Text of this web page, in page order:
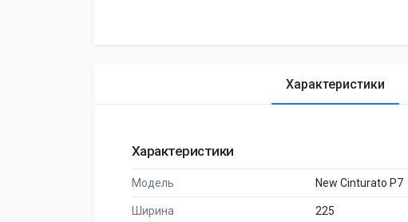
Характеристики
Характеристики
Модель New Cinturato P7
Ширина 225